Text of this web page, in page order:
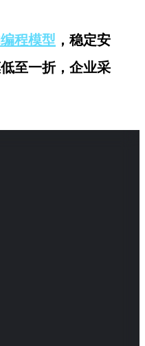
程模型 ，稳定安
至一折，企业采